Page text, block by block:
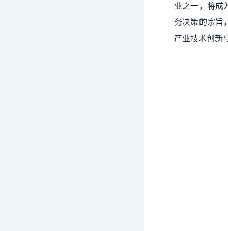
业之一，将成
务决策的宗旨
产业技术创新